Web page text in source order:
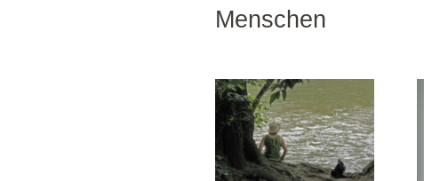
Menschen